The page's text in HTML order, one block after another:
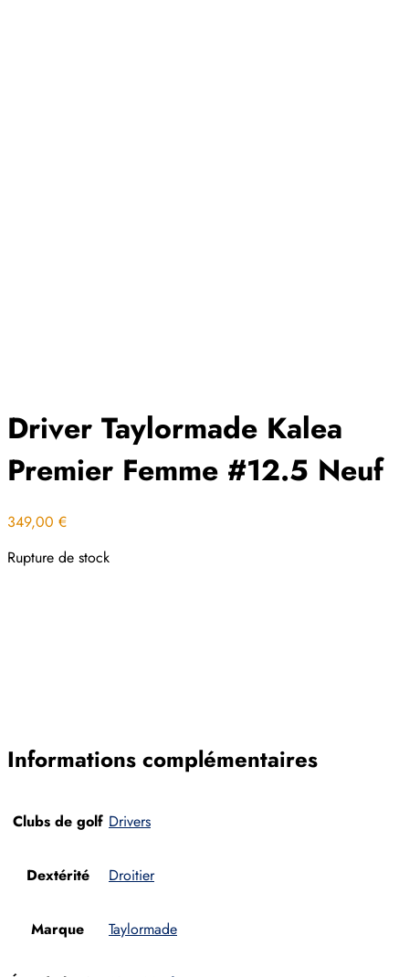
Driver Taylormade Kalea
Premier Femme #12.5 Neuf
349,00 €
Rupture de stock
Informations complémentaires
Clubs de golf Drivers
Dextérité Droitier
Marque Taylormade